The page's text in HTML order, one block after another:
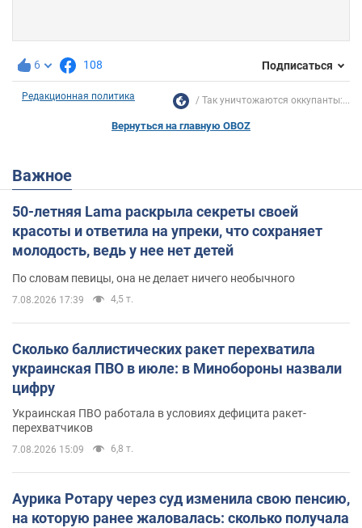
6 108 Подписаться
Редакционная политика Так уничтожаются оккупанты:...
Вернуться на главную OBOZ
Важное
50-летняя Lama раскрыла секреты своей
красоты и ответила на упреки, что сохраняет
молодость, ведь у нее нет детей
По словам певицы, она не делает ничего необычного
7.08.2026 17:39 4,5 т.
Сколько баллистических ракет перехватила
украинская ПВО в июле: в Минобороны назвали
цифру
Украинская ПВО работала в условиях дефицита ракет-
перехватчиков
7.08.2026 15:09 6,8 т.
Аурика Ротару через суд изменила свою пенсию,
на которую ранее жаловалась: сколько получала